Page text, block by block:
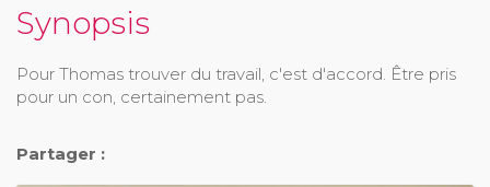
Synopsis
Pour Thomas trouver du travail, c'est d'accord. Être pris
pour un con, certainement pas.
Partager :